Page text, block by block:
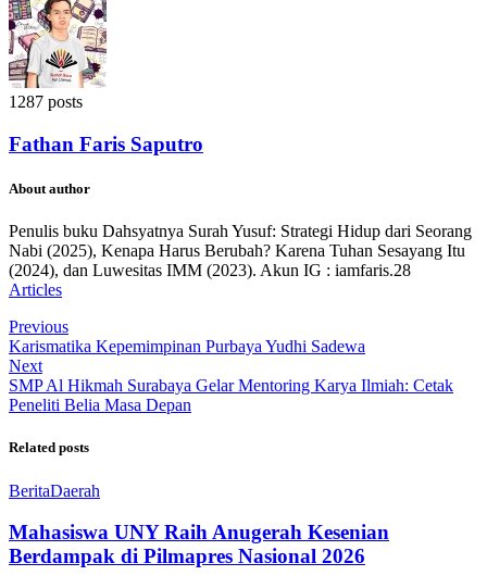
1287 posts
Fathan Faris Saputro
About author
Penulis buku Dahsyatnya Surah Yusuf: Strategi Hidup dari Seorang
Nabi (2025), Kenapa Harus Berubah? Karena Tuhan Sesayang Itu
(2024), dan Luwesitas IMM (2023). Akun IG : iamfaris.28
Articles
Previous
Karismatika Kepemimpinan Purbaya Yudhi Sadewa
Next
SMP Al Hikmah Surabaya Gelar Mentoring Karya Ilmiah: Cetak
Peneliti Belia Masa Depan
Related posts
BeritaDaerah
Mahasiswa UNY Raih Anugerah Kesenian
Berdampak di Pilmapres Nasional 2026